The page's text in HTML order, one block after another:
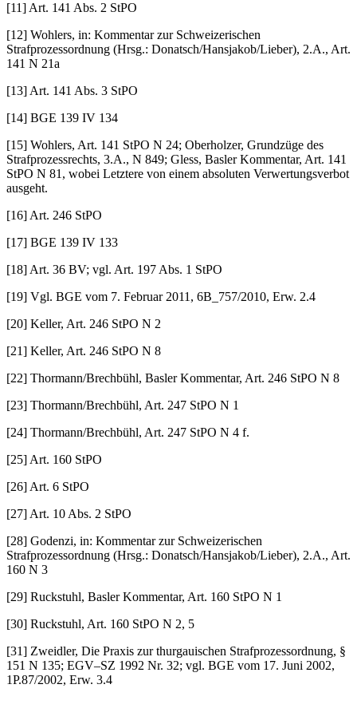
[11] Art. 141 Abs. 2 StPO
[12] Wohlers, in: Kommentar zur Schweizerischen
Strafprozessordnung (Hrsg.: Donatsch/Hans­ja­kob/Lie­ber), 2.A., Art.
141 N 21a
[13] Art. 141 Abs. 3 StPO
[14] BGE 139 IV 134
[15] Wohlers, Art. 141 StPO N 24; Oberholzer, Grundzüge des
Strafprozessrechts, 3.A., N 849; Gless, Basler Kommentar, Art. 141
StPO N 81, wobei Letztere von einem absoluten Verwertungsverbot
ausgeht.
[16] Art. 246 StPO
[17] BGE 139 IV 133
[18] Art. 36 BV; vgl. Art. 197 Abs. 1 StPO
[19] Vgl. BGE vom 7. Februar 2011, 6B_757/2010, Erw. 2.4
[20] Keller, Art. 246 StPO N 2
[21] Keller, Art. 246 StPO N 8
[22] Thormann/Brechbühl, Basler Kommentar, Art. 246 StPO N 8
[23] Thormann/Brechbühl, Art. 247 StPO N 1
[24] Thormann/Brechbühl, Art. 247 StPO N 4 f.
[25] Art. 160 StPO
[26] Art. 6 StPO
[27] Art. 10 Abs. 2 StPO
[28] Godenzi, in: Kommentar zur Schweizerischen
Strafprozessordnung (Hrsg.: Donatsch/Hansjakob/Lieber), 2.A., Art.
160 N 3
[29] Ruckstuhl, Basler Kommentar, Art. 160 StPO N 1
[30] Ruckstuhl, Art. 160 StPO N 2, 5
[31] Zweidler, Die Praxis zur thurgauischen Strafprozessordnung, §
151 N 135; EGV–SZ 1992 Nr. 32; vgl. BGE vom 17. Juni 2002,
1P.87/2002, Erw. 3.4